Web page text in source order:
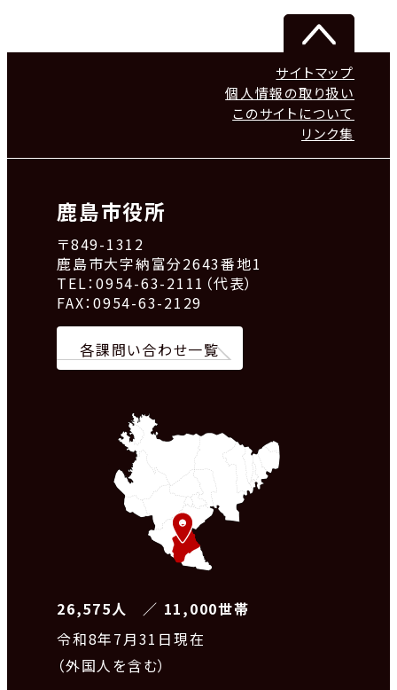
サイトマップ
個人情報の取り扱い
このサイトについて
リンク集
鹿島市役所
〒849-1312
鹿島市大字納富分2643番地1
TEL：0954-63-2111（代表）
FAX：0954-63-2129
各課問い合わせ一覧
26,575人 ／ 11,000世帯
令和8年7月31日現在
（外国人を含む）